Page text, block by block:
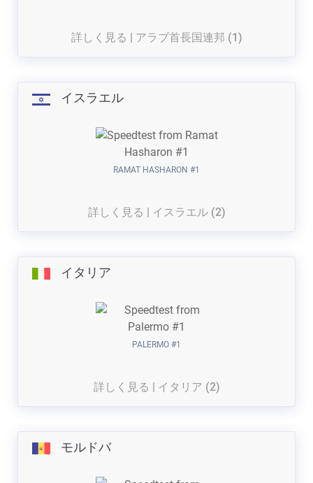
詳しく見る | アラブ首長国連邦 (1)
イスラエル
RAMAT HASHARON #1
詳しく見る | イスラエル (2)
イタリア
PALERMO #1
詳しく見る | イタリア (2)
モルドバ